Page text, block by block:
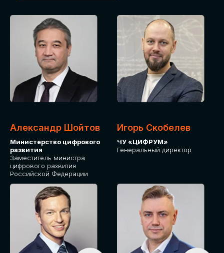
Александр Шойтов
Министерство цифрового
развития
Заместитель министра
цифрового развития
Российской Федерации
Игорь Скобелев
ЧУ «ЦИФРУМ»
Генеральный директор